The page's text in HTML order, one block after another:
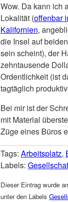
Wow. Da kann ich
Lokalität (offenbar
Kalifornien,
die Insel auf
sein scheint), der
zehntausende
Ordentlichkeit (ist
tagtäglich
Bei mir ist der
mit Material
Züge eines Büros
Tags: Arbeitsplatz,
Labels:
Dieser Eintrag wurde
unter den Labels